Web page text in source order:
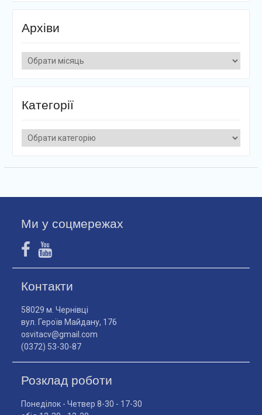
Архіви
Архіви
Категорії
Категорії
Ми у соцмережах
Контакти
58029 м. Чернівці
вул. Героїв Майдану, 176
osvitacv@gmail.com
(0372) 53-30-87
Розклад роботи
Понеділок - Четвер 8-30 - 17-30